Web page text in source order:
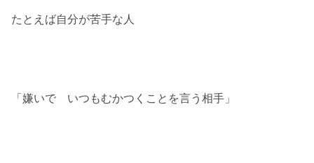
たとえば自分が苦手な人
「嫌いで いつもむかつくことを言う相手」